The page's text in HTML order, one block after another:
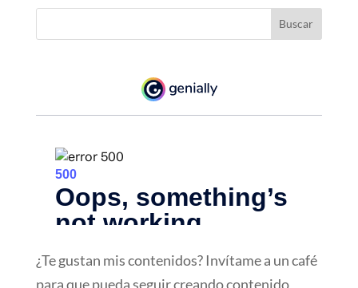
¿Te gustan mis contenidos? Invítame a un café
para que pueda seguir creando contenido